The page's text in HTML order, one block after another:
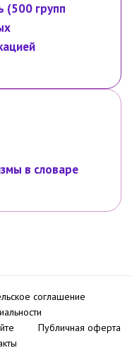
(500 групп
в словаре
соглашение
Публичная оферта